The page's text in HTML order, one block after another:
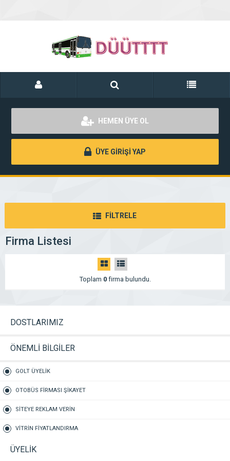
HEMEN ÜYE OL
ÜYE GİRİŞİ YAP
FİLTRELE
Firma Listesi
Toplam 0firma bulundu.
DOSTLARIMIZ
ÖNEMLİ BİLGİLER
GOLT ÜYELİK
OTOBÜS FİRMASI ŞİKAYET
SİTEYE REKLAM VERİN
VİTRİN FİYATLANDIRMA
ÜYELİK